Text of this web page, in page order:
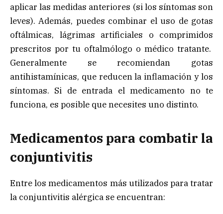
aplicar las medidas anteriores (si los síntomas son
leves). Además, puedes combinar el uso de gotas
oftálmicas, lágrimas artificiales o comprimidos
prescritos por tu oftalmólogo o médico tratante.
Generalmente se recomiendan gotas
antihistamínicas, que reducen la inflamación y los
síntomas. Si de entrada el medicamento no te
funciona, es posible que necesites uno distinto.
Medicamentos para combatir la
conjuntivitis
Entre los medicamentos más utilizados para tratar
la conjuntivitis alérgica se encuentran: